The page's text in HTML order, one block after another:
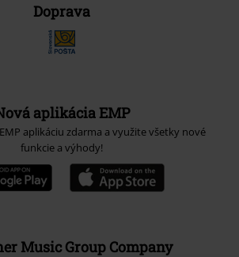
Doprava
aplikácia EMP
aplikáciu zdarma a využite všetky nové
funkcie a výhody!
Music Group Company